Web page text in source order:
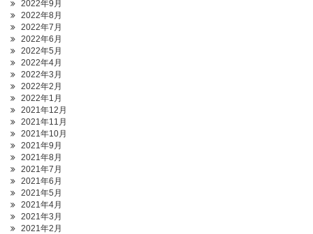
2022年9月
2022年8月
2022年7月
2022年6月
2022年5月
2022年4月
2022年3月
2022年2月
2022年1月
2021年12月
2021年11月
2021年10月
2021年9月
2021年8月
2021年7月
2021年6月
2021年5月
2021年4月
2021年3月
2021年2月